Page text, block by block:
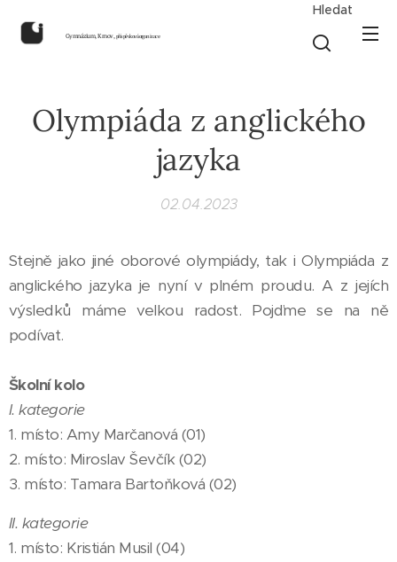
Gymnázium, Krnov,příspěvková organizace
Hledat
Olympiáda z anglického
jazyka
02.04.2023
Stejně jako jiné oborové olympiády, tak i Olympiáda z
anglického jazyka je nyní v plném proudu. A z jejích
výsledků máme velkou radost. Pojďme se na ně
podívat.
Školní kolo
I. kategorie
1. místo: Amy Marčanová (01)
2. místo: Miroslav Ševčík (02)
3. místo: Tamara Bartoňková (02)
II. kategorie
1. místo: Kristián Musil (04)